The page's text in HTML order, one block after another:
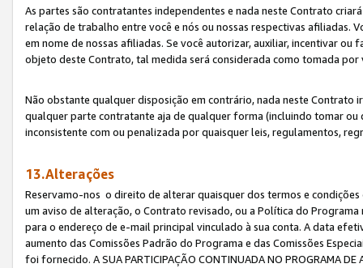
As partes são contratantes independentes e nada neste Contrato
relação de trabalho entre você e nós ou nossas respectivas afiliadas.
em nome de nossas afiliadas. Se você autorizar, auxiliar, incentivar
objeto deste Contrato, tal medida será considerada como tomada por
Não obstante qualquer disposição em contrário, nada neste
qualquer parte contratante aja de qualquer forma (incluindo tomar ou
inconsistente com ou penalizada por quaisquer leis, regulamentos,
13.Alterações
Reservamo-nos o direito de alterar quaisquer dos termos e
um aviso de alteração, o Contrato revisado, ou a Política do
para o endereço de e-mail principal vinculado à sua conta. A data
aumento das Comissões Padrão do Programa e das Comissões
foi fornecido. A SUA PARTICIPAÇÃO CONTINUADA NO PROGRAMA DE